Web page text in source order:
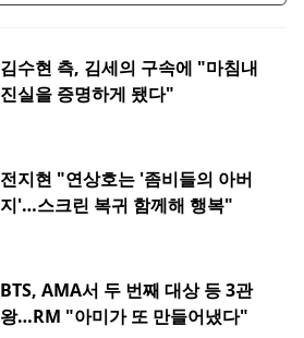
김수현 측, 김세의 구속에 "마침내
진실을 증명하게 됐다"
전지현 "연상호는 '좀비들의 아버
지'…스크린 복귀 함께해 행복"
BTS, AMA서 두 번째 대상 등 3관
왕…RM "아미가 또 만들어냈다"